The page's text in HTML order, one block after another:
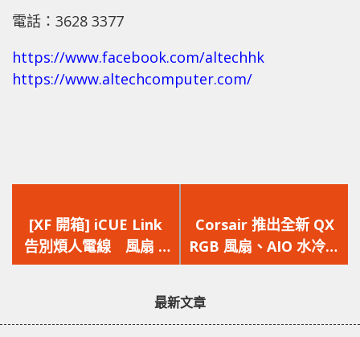
電話：3628 3377
https://www.facebook.com/altechhk
https://www.altechcomputer.com/
一
篇
文
[XF 開箱] iCUE Link
告別煩人電線 風扇 +
AIO 水冷 + 一個 Hub
一
篇
文
Corsair 推出全新 QX
RGB 風扇、AIO 水冷等
iCUE LINK Smart
最新文章